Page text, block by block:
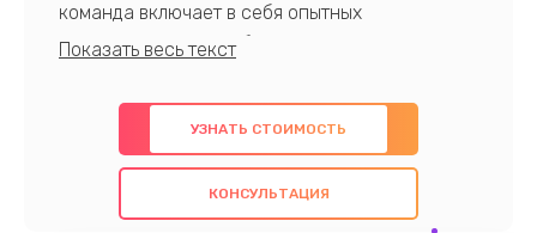
команда включает в себя опытных
профессионалов с обширными знаниями и
предлагаем быстрый и качественный ремонт с
использованием оригинальных компонентов, а
также гарантируем качество всех
проведенных работ. Наша цель - предоставить
УЗНАТЬ СТОИМОСТЬ
КОНСУЛЬТАЦИЯ